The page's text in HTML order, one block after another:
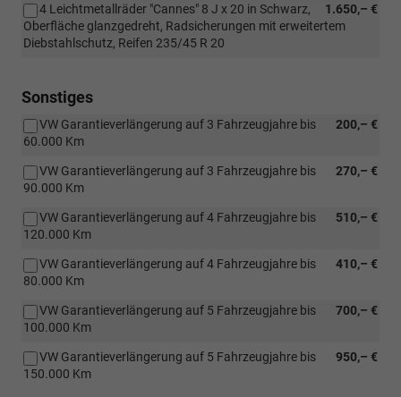
1.650,– €
4 Leichtmetallräder "Cannes" 8 J x 20 in Schwarz,
Oberfläche glanzgedreht, Radsicherungen mit erweitertem
Diebstahlschutz, Reifen 235/45 R 20
Sonstiges
200,– €
VW Garantieverlängerung auf 3 Fahrzeugjahre bis
60.000 Km
270,– €
VW Garantieverlängerung auf 3 Fahrzeugjahre bis
90.000 Km
510,– €
VW Garantieverlängerung auf 4 Fahrzeugjahre bis
120.000 Km
410,– €
VW Garantieverlängerung auf 4 Fahrzeugjahre bis
80.000 Km
700,– €
VW Garantieverlängerung auf 5 Fahrzeugjahre bis
100.000 Km
950,– €
VW Garantieverlängerung auf 5 Fahrzeugjahre bis
150.000 Km